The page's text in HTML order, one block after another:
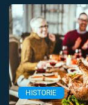
HISTORIE